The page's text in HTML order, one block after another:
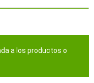
a los productos o